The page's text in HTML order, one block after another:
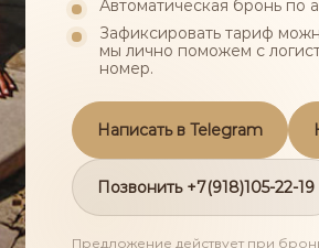
Автоматическая бронь по
Зафиксировать тариф
мы лично поможем с
номер.
Написать в Telegram
Позвонить +7(918)105-22-19
Предложение действует при
Процедуры
В НАШЕМ
Мануальные техники